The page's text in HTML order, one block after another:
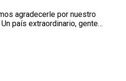
agradecerle por nuestro
país extraordinario, gente…